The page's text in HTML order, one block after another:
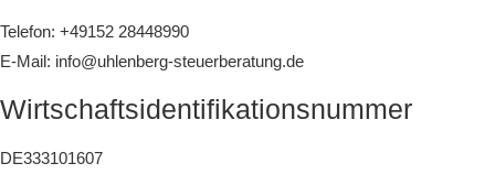
Telefon: +49152 28448990
E-Mail: info@uhlenberg-steuerberatung.de
Wirtschafts­identifikations­nummer
DE333101607